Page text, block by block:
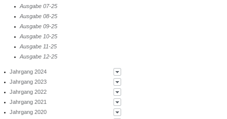
Ausgabe 08-14
Ausgabe 09-14
Ausgabe 10-14
Ausgabe 11-14
Weihnachten 2014
Ausgabe 08-26
Ausgabe 07-25
Ausgabe 08-25
Ausgabe 09-25
Ausgabe 10-25
Ausgabe 11-25
Ausgabe 12-25
Jahrgang 2024
Ausgabe 01-24
Ausgabe 02-24
Ausgabe 03-24
Ausgabe 04-24
Jahrgang 2023
Ausgabe 01-23
Ausgabe 02-23
Ausgabe 03-23
Jahrgang 2022
Ausgabe 01-22
Ausgabe 02-22
Jahrgang 2021
Ausgabe 01-21
Jahrgang 2020